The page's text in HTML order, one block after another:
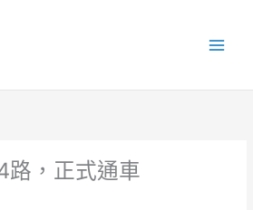
，正式通車